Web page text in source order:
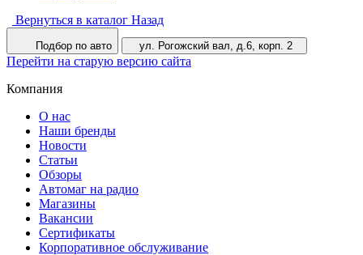
Вернуться в каталог Назад
Подбор по авто ул. Рогожский вал, д.6, корп. 2
Перейти на старую версию сайта
Компания
О нас
Наши бренды
Новости
Статьи
Обзоры
Автомаг на радио
Магазины
Вакансии
Сертификаты
Корпоративное обслуживание